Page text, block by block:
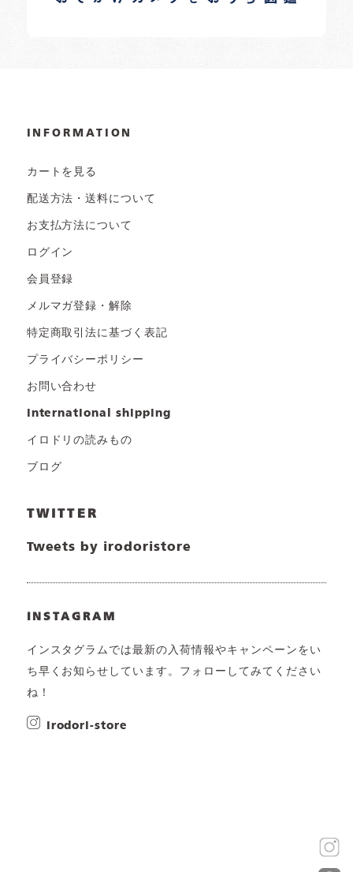
INFORMATION
カートを見る
配送方法・送料について
お支払方法について
ログイン
会員登録
メルマガ登録・解除
特定商取引法に基づく表記
プライバシーポリシー
お問い合わせ
international shipping
イロドリの読みもの
ブログ
TWITTER
Tweets by irodoristore
INSTAGRAM
インスタグラムでは最新の入荷情報やキャンペーンをい
ち早くお知らせしています。フォローしてみてください
ね！
irodori-store